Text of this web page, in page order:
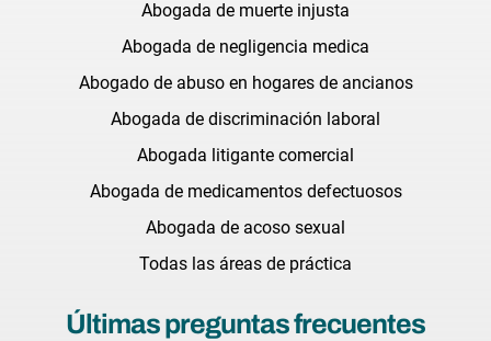
Abogada de muerte injusta
Abogada de negligencia medica
Abogado de abuso en hogares de ancianos
Abogada de discriminación laboral
Abogada litigante comercial
Abogada de medicamentos defectuosos
Abogada de acoso sexual
Todas las áreas de práctica
Últimas preguntas frecuentes